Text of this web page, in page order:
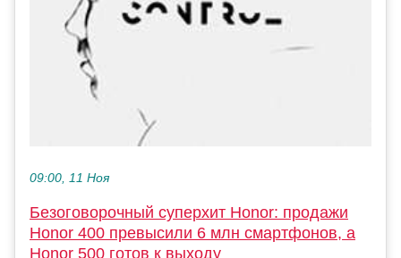
09:00, 11 Ноя
Безоговорочный суперхит Honor: продажи
Honor 400 превысили 6 млн смартфонов, а
Honor 500 готов к выходу